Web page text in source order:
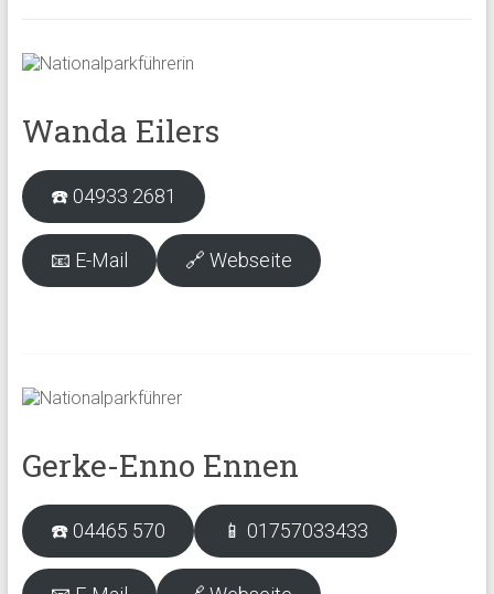
Wanda Eilers
☎️ 04933 2681
📧 E-Mail 🔗 Webseite
Gerke-Enno Ennen
☎️ 04465 570 📱 01757033433